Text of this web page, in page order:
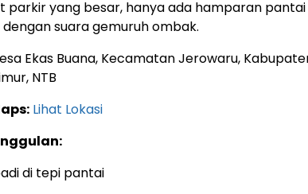
parkir yang besar, hanya ada hamparan
suara gemuruh ombak.
Ekas Buana, Kecamatan Jerowaru,
NTB
Lihat Lokasi
di tepi pantai